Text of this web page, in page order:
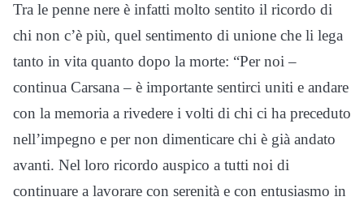
Tra le penne nere è infatti molto sentito il ricordo di
chi non c’è più, quel sentimento di unione che li lega
tanto in vita quanto dopo la morte: “Per noi –
continua Carsana – è importante sentirci uniti e andare
con la memoria a rivedere i volti di chi ci ha preceduto
nell’impegno e per non dimenticare chi è già andato
avanti. Nel loro ricordo auspico a tutti noi di
continuare a lavorare con serenità e con entusiasmo in